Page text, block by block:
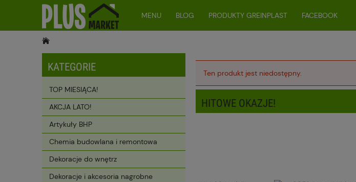
MENU BLOG PRODUKTY GREINPLAST FACEBOOK
KATEGORIE
TOP MIESIĄCA!
AKCJA LATO!
Artykuły BHP
Chemia budowlana i remontowa
Dekoracje do wnętrz
Dekoracje i akcesoria nagrobne
Ten produkt jest niedostępny.
HITOWE OKAZJE!